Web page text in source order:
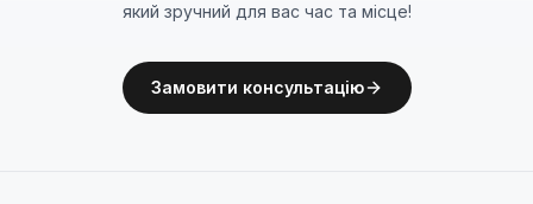
який зручний для вас час та місце!
Замовити консультацію